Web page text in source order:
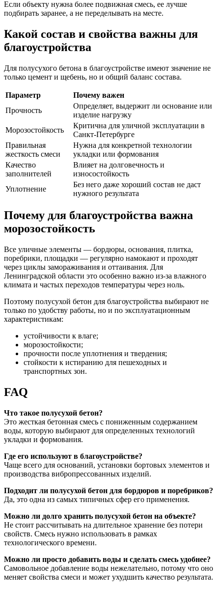
Если объекту нужна более подвижная смесь, ее лучше
подбирать заранее, а не переделывать на месте.
Какой состав и свойства важны для
благоустройства
Для полусухого бетона в благоустройстве имеют значение не
только цемент и щебень, но и общий баланс состава.
Параметр
Почему важен
Прочность
Определяет, выдержит ли основание или
изделие нагрузку
Морозостойкость
Критична для уличной эксплуатации в
Санкт-Петербурге
Правильная
жесткость смеси
Нужна для конкретной технологии
укладки или формования
Качество
заполнителей
Влияет на долговечность и
износостойкость
Уплотнение
Без него даже хороший состав не даст
нужного результата
Почему для благоустройства важна
морозостойкость
Все уличные элементы — бордюры, основания, плитка,
поребрики, площадки — регулярно намокают и проходят
через циклы замораживания и оттаивания. Для
Ленинградской области это особенно важно из-за влажного
климата и частых переходов температуры через ноль.
Поэтому полусухой бетон для благоустройства выбирают не
только по удобству работы, но и по эксплуатационным
характеристикам:
устойчивости к влаге;
морозостойкости;
прочности после уплотнения и твердения;
стойкости к истиранию для пешеходных и
транспортных зон.
FAQ
Что такое полусухой бетон?
Это жесткая бетонная смесь с пониженным содержанием
воды, которую выбирают для определенных технологий
укладки и формования.
Где его используют в благоустройстве?
Чаще всего для оснований, установки бортовых элементов и
производства вибропрессованных изделий.
Подходит ли полусухой бетон для бордюров и поребриков?
Да, это одна из самых типичных сфер его применения.
Можно ли долго хранить полусухой бетон на объекте?
Не стоит рассчитывать на длительное хранение без потери
свойств. Смесь нужно использовать в рамках
технологического времени.
Можно ли просто добавить воды и сделать смесь удобнее?
Самовольное добавление воды нежелательно, потому что оно
меняет свойства смеси и может ухудшить качество результата.